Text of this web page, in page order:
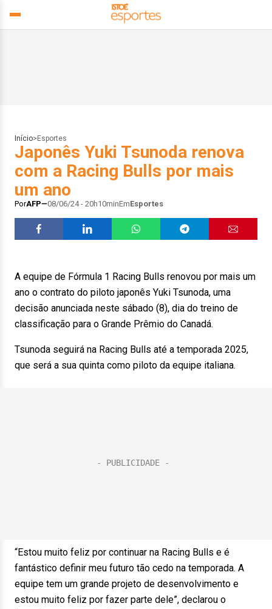
Início> Esportes
Japonês Yuki Tsunoda renova
com a Racing Bulls por mais
um ano
PorAFP 08/06/24 - 20h10minEmEsportes
A equipe de Fórmula 1 Racing Bulls renovou por mais um
ano o contrato do piloto japonês Yuki Tsunoda, uma
decisão anunciada neste sábado (8), dia do treino de
classificação para o Grande Prêmio do Canadá.
Tsunoda seguirá na Racing Bulls até a temporada 2025,
que será a sua quinta como piloto da equipe italiana.
“Estou muito feliz por continuar na Racing Bulls e é
fantástico definir meu futuro tão cedo na temporada. A
equipe tem um grande projeto de desenvolvimento e
estou muito feliz por fazer parte dele”, declarou o